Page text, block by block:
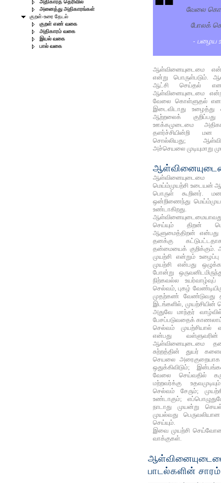
அதிகாரத் தெரிவில்
அனைத்து அதிகாரங்கள்
குறள்-உரை தேடல்
குறள் எண் வகை
அதிகாரம் வகை
இயல் வகை
பால் வகை
வேலை
போலக்
- பழைய
ஆள்வினையுடைமை
என்று பொருள்படும்.
ஆட்சி செய்தல்
ஆள்வினையுடைமை
வேலை கொள்ளுதல் என
இடைவிடாது
ஆற்றலைக் குறிப்பது
ஊக்கமுடைமை
தளர்ச்சியின்றி மன
சொல்லியது;
அச்செயலை முடியுமாறு
ஆள்வினையுடைமை
மெய்ம்முயற்சி உடையன்
பொருள் கூறினர்.
ஒன்றிணைந்து
உண்டாகிறது.
செய்யும் திறன்
ஆளுமைத்திறன்
தனக்கு
தன்மையைக்
முயற்சி என்றும்
முயற்சி என்பது
போன்று
நிற்கவல்ல
செல்வம், புகழ்
முதற்கண் வேண்டுவது
இடங்களில், முயற்சியின்
அதுவே மாந்தர்
பேசப்படுவதைக்
செல்வம் முயற்சியால்
என்பது
ஆள்வினையுடைமை
சுற்றத்தின் துயர்
செயலை அரைகுறையாக
ஒதுக்கிவிடும்;
வேலை செய்வதில்
மற்றவர்க்கு
செல்வம் சேரும்;
உண்டாகும்;
நாடாது முயன்று
முயல்வது
செய்யும்.
இவை முயற்சி
வாக்குகள்.
பாடல்களின் சாரம்